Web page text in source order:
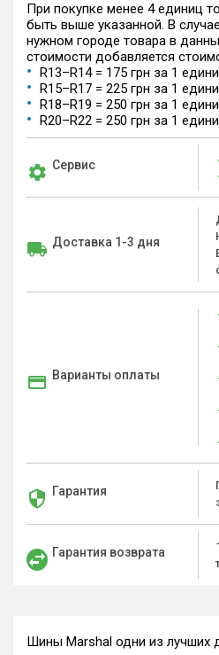
При покупке менее 4 единиц
быть выше указанной. В
нужном городе товара в
стоимости добавляется
R13–R14 = 175 грн за 1
R15–R17 = 225 грн за 1
R18–R19 = 250 грн за 1
R20–R22 = 250 грн за 1
Сервис
Доставка 1-3 дня
Варианты оплаты
Гарантия
Гарантия возврата
Шины Marshal одни из лучших